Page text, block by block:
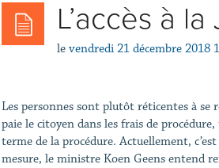
L’accès à
le vendredi 21 décembre 2018
Les personnes sont plutôt réticentes à
paie le citoyen dans les frais de
terme de la procédure. Actuellement,
mesure, le ministre Koen Geens entend